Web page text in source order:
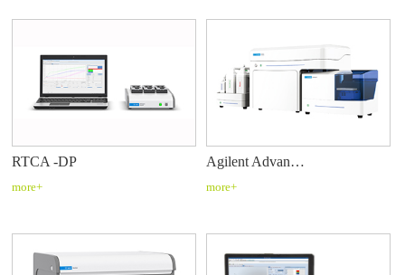
RTCA -DP
more+
Agilent Advan…
more+